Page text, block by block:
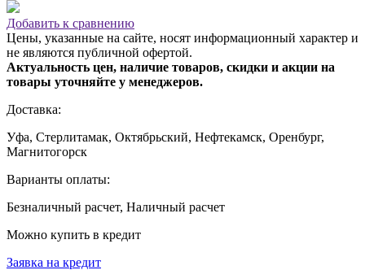
Добавить к сравнению
Цены, указанные на сайте, носят информационный характер и
не являются публичной офертой.
Актуальность цен, наличие товаров, скидки и акции на
товары уточняйте у менеджеров.
Доставка:
Уфа, Стерлитамак, Октябрьский, Нефтекамск, Оренбург,
Магнитогорск
Варианты оплаты:
Безналичный расчет, Наличный расчет
Можно купить в кредит
Заявка на кредит